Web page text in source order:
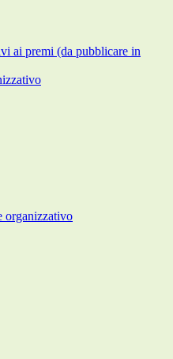
ai premi (da pubblicare in
organizzativo